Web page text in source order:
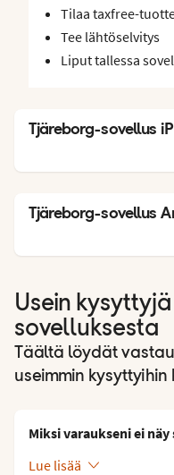
Tilaa taxfree-
Tee lähtöselvitys
Liput tallessa
Tjäreborg-sovellus
Tjäreborg-sovellus
Usein
sovelluksesta
Täältä löydät
useimmin kysyttyihin
Miksi varaukseni ei näy
Lue lisää